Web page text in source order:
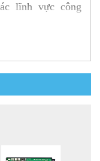
lĩnh vực công
cho các kỹ sư
chính xác và